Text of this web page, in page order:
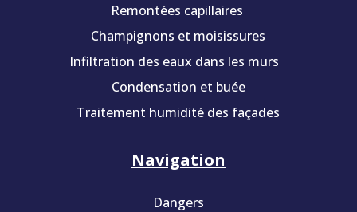
Remontées capillaires
Champignons et moisissures
Infiltration des eaux dans les murs
Condensation et buée
Traitement humidité des façades
Navigation
Dangers